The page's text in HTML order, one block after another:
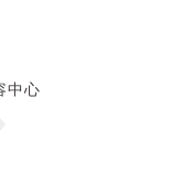
中心